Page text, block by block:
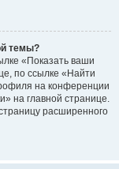
темы?
«Показать ваши
по ссылке «Найти
на конференции
на главной странице.
расширенного